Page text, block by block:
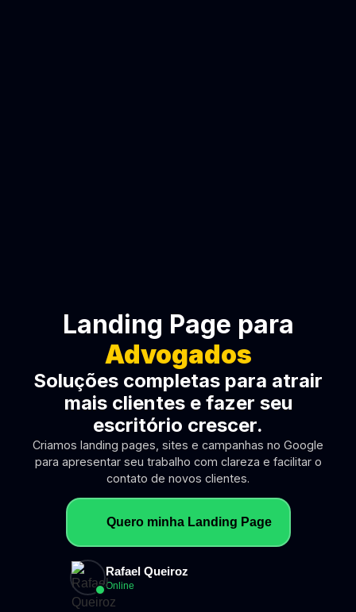
Landing Page para
Advogados
Soluções completas para atrair
mais clientes e fazer seu
escritório crescer.
Criamos landing pages, sites e campanhas no Google
para apresentar seu trabalho com clareza e facilitar o
contato de novos clientes.
Quero minha Landing Page
Rafael Queiroz
Online